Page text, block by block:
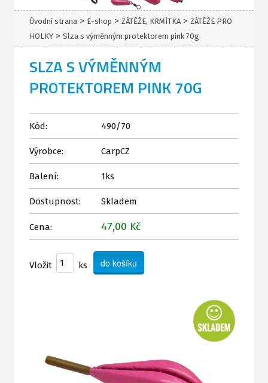
Úvodní strana > E-shop > ZÁTĚŽE, KRMÍTKA > ZÁTĚŽE PRO
HOLKY > Slza s výměnným protektorem pink 70g
SLZA S VÝMĚNNÝM
PROTEKTOREM PINK 70G
Kód: 490/70
Výrobce: CarpCZ
Balení: 1ks
Dostupnost: Skladem
Cena: 47,00 Kč
Vložit ks